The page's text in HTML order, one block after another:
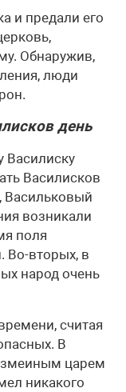
и предали его
Обнаружив,
люди
день
Василиску
Василисков
Васильковый
возникали
поля
Во-вторых, в
народ очень
считая
В
змеиным царем
никакого